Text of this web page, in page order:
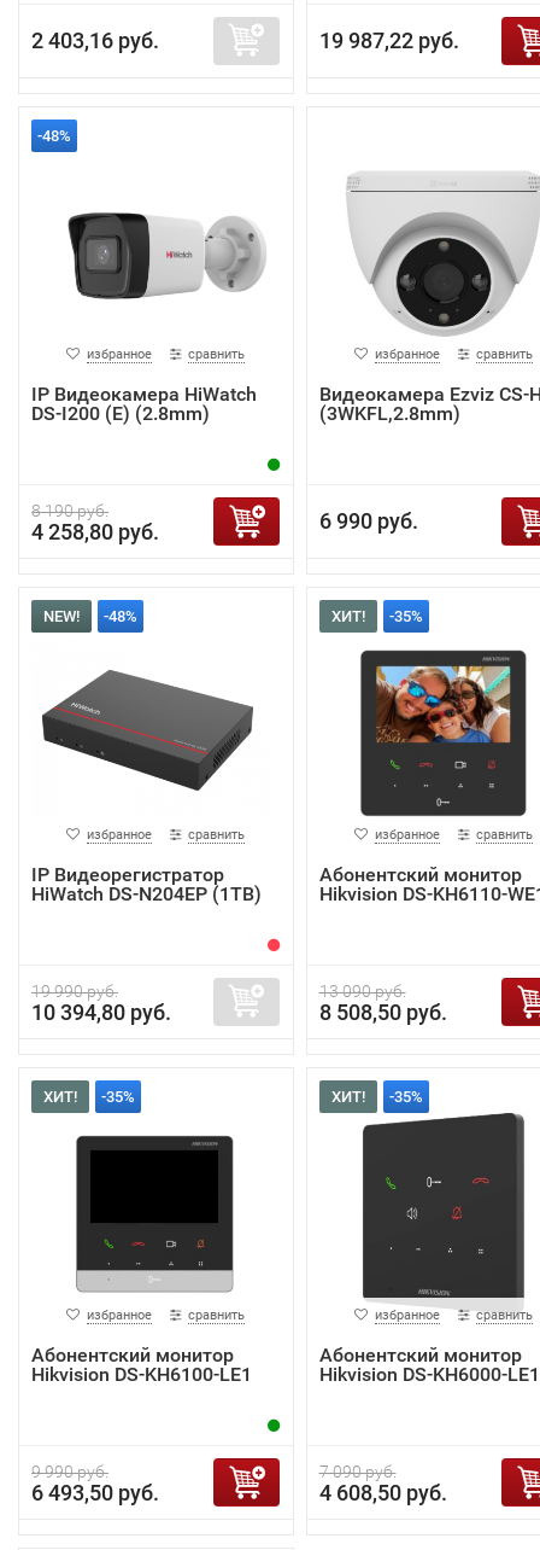
2 403,16 руб. 19 987,22 руб.
-48%
избранное сравнить
IP Видеокамера HiWatch
DS-I200 (E) (2.8mm)
8 190 руб.
4 258,80 руб.
избранное сравнить
Видеокамера Ezviz CS-
(3WKFL,2.8mm)
6 990 руб.
NEW! -48%
избранное сравнить
IP Видеорегистратор
HiWatch DS-N204EP (1TB)
19 990 руб.
10 394,80 руб.
ХИТ! -35%
избранное сравнить
Абонентский монитор
Hikvision DS-KH6110-
13 090 руб.
8 508,50 руб.
ХИТ! -35%
избранное сравнить
Абонентский монитор
Hikvision DS-KH6100-LE1
9 990 руб.
6 493,50 руб.
ХИТ! -35%
избранное сравнить
Абонентский монитор
Hikvision DS-KH6000-LE1
7 090 руб.
4 608,50 руб.